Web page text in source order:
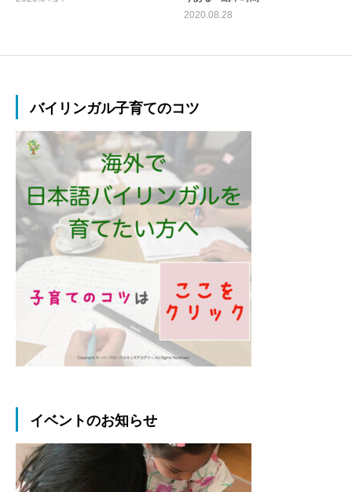
2020.08.28
バイリンガル子育てのコツ
イベントのお知らせ